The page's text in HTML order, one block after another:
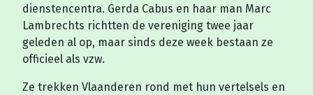
dienstencentra. Gerda Cabus en haar man Marc
Lambrechts richtten de vereniging twee jaar
geleden al op, maar sinds deze week bestaan ze
officieel als vzw.
Ze trekken Vlaanderen rond met hun vertelsels en